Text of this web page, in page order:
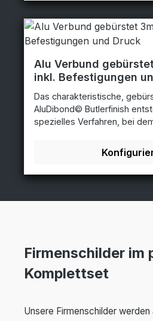
auch findet man Alu -
Werbeschilder überall dort,
und direkt bedruckte Platten
Einsatz sind. Komplettset inkl. 4x Fisso Steel
Befestigungen
Alu Verbund
inkl. Befestigungen
Das charakteristische,
AluDibond© Butlerfinish
spezielles Verfahren, bei
und anschließend mit
wird. Diese Oberfläche in
Aluminiumoptik verleiht
Firmenschilder im
Komplettset
Unsere Firmenschilder